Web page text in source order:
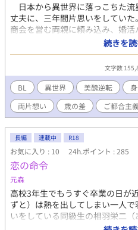
日本から異世界に落っこちた
丈夫に、三年間片思いをしてい
商会を営む両親に頼み込み、婚
を決意した。 二十八でも独身の
お話出来るだけでも満足だと思
流星の名前を書いてくれてい
ュヴァリエ様との身分差に悩む
生涯独り身だと幼い頃より結婚
有名な息子であり、密かな想い人
連続。 公爵夫人の座が欲しくて
たが、会話が噛み合わない。 天
かがおかしいと気付く。 容姿に
異世界人に愛される物語。 女
婚が当たり前。 美人な異世界
義。
続きを
文字数
BL 異世界 美醜逆転
両片想い
歳の差 ご都合主
長編 連載中 R18
お気に入り : 10 24h.ポイント : 285
恋の命令
元森
高校3年生でもうすぐ卒業の日
ずと）は熱を出してしまい一人
いをしている同級生の相羽栄二
てきて…？ ※攻めが酷い性格して